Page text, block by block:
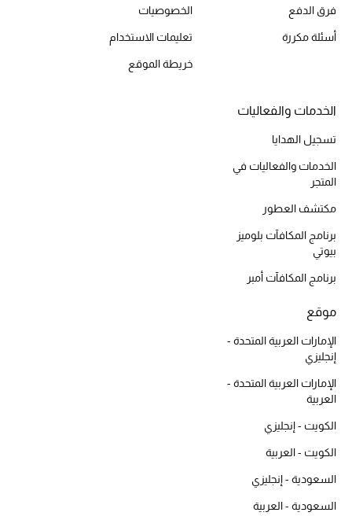
أبرز الحقائب
تسوقوا الحقائب
الموسم الجديد
أحذية النسائية
تشكيلة الأحذية
الأحذية الرجالية
أحذية للأطفال
أبرز المصممين
فرق الدفع
أسئلة مكررة
الخصوصيات
تعليمات الاستخدام
خريطة الموقع
الخدمات والفعاليات
تسجيل الهدايا
الخدمات والفعاليات في
المتجر
مكتشف العطور
برنامج المكافآت بلوميز
بيوتي
برنامج المكافآت أمبر
موقع
الإمارات العربية المتحدة -
إنجليزي
الإمارات العربية المتحدة -
العربية
الكويت - إنجليزي
الكويت - العربية
السعودية - إنجليزي
السعودية - العربية